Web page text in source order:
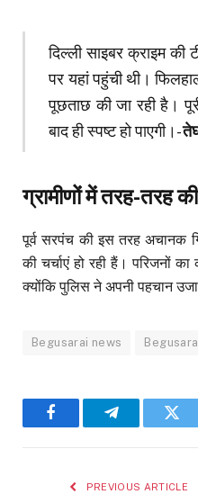
दिल्ली साइबर क्राइम की
पर यहां पहुंची थी।
पूछताछ की जा रही है।
बाद ही स्पष्ट हो पाएगी।-
ग्रामीणों में तरह-तरह की
पूर्व सरपंच की इस तरह अचानक
की चर्चाएं हो रही हैं। परिजनों
क्योंकि पुलिस ने अपनी पहचान
Begusarai news
FacebookTelegram
PREVIOUS ARTICLE